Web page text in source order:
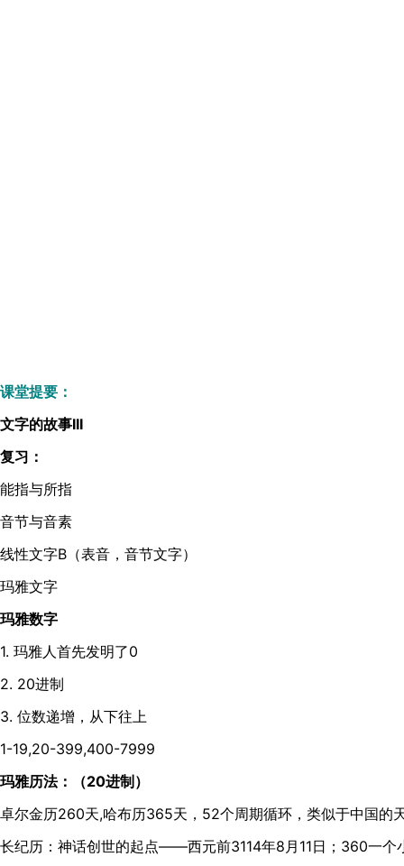
课堂提要：
文字的故事III
复习：
能指与所指
音节与音素
线性文字B（表音，音节文字）
玛雅文字
玛雅数字
1. 玛雅人首先发明了0
2. 20进制
3. 位数递增，从下往上
1-19,20-399,400-7999
玛雅历法：（20进制）
卓尔金历260天,哈布历365天，52个周期循环，类似于中国的
长纪历：神话创世的起点——西元前3114年8月11日；360一个